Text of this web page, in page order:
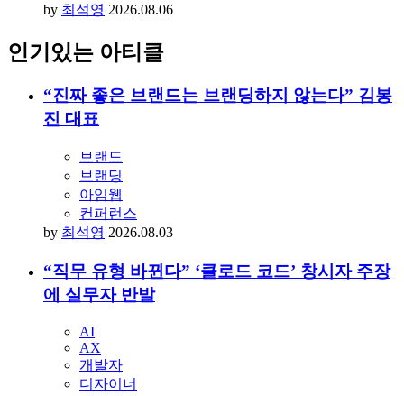
by 최석영 2026.08.06
인기있는 아티클
“진짜 좋은 브랜드는 브랜딩하지 않는다” 김봉
진 대표
브랜드
브랜딩
아임웹
컨퍼런스
by 최석영 2026.08.03
“직무 유형 바뀐다” ‘클로드 코드’ 창시자 주장
에 실무자 반발
AI
AX
개발자
디자이너